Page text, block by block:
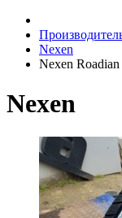
Nexen
Nexen
Nexen